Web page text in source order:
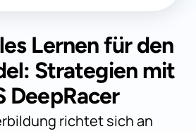
Lernen für den
Strategien mit
DeepRacer
richtet sich an